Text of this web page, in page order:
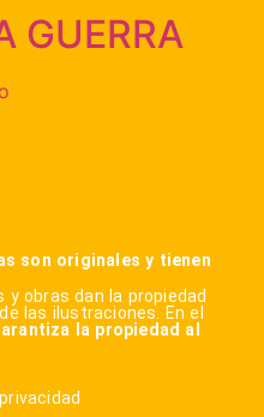
GUERRA
son originales y tienen
obras dan la propiedad
las ilustraciones. En el
la propiedad al